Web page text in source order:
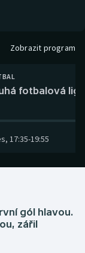
Zobrazit program
fotbalová
, 17:35-19:55
gól hlavou.
zářil